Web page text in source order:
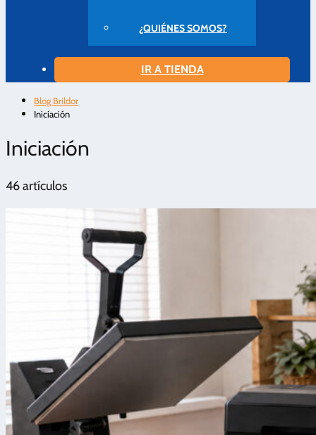
¿QUIÉNES SOMOS?
IR A TIENDA
Blog Brildor
Iniciación
Iniciación
46 artículos